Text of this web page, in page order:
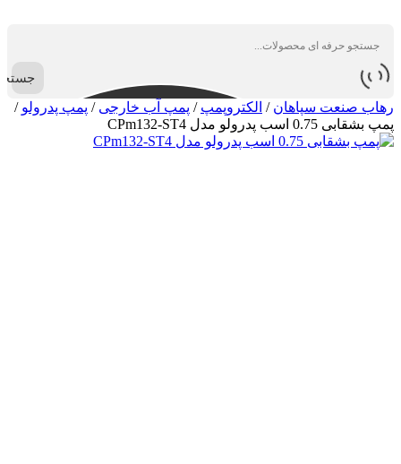
رهاب صنعت سپاهان / الکتروپمپ / پمپ آب خارجی / پمپ پدرولو /
پمپ بشقابی 0.75 اسب پدرولو مدل CPm132-ST4